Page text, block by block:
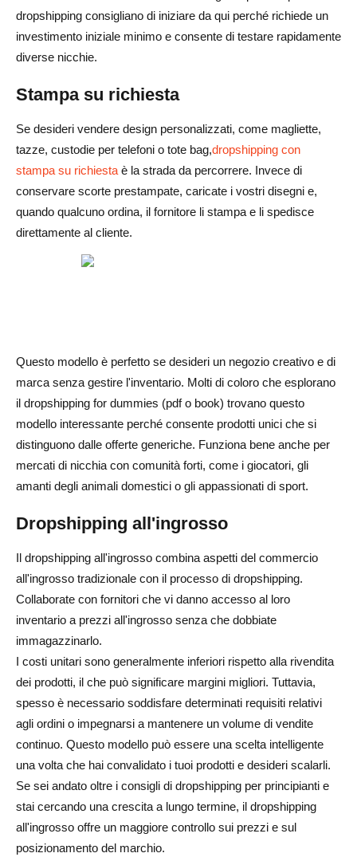
dropshipping consigliano di iniziare da qui perché richiede un
investimento iniziale minimo e consente di testare rapidamente
diverse nicchie.
Stampa su richiesta
Se desideri vendere design personalizzati, come magliette,
tazze, custodie per telefoni o tote bag,dropshipping con
stampa su richiesta è la strada da percorrere. Invece di
conservare scorte prestampate, caricate i vostri disegni e,
quando qualcuno ordina, il fornitore li stampa e li spedisce
direttamente al cliente.
Questo modello è perfetto se desideri un negozio creativo e di
marca senza gestire l'inventario. Molti di coloro che esplorano
il dropshipping for dummies (pdf o book) trovano questo
modello interessante perché consente prodotti unici che si
distinguono dalle offerte generiche. Funziona bene anche per
mercati di nicchia con comunità forti, come i giocatori, gli
amanti degli animali domestici o gli appassionati di sport.
Dropshipping all'ingrosso
Il dropshipping all'ingrosso combina aspetti del commercio
all'ingrosso tradizionale con il processo di dropshipping.
Collaborate con fornitori che vi danno accesso al loro
inventario a prezzi all'ingrosso senza che dobbiate
immagazzinarlo.
I costi unitari sono generalmente inferiori rispetto alla rivendita
dei prodotti, il che può significare margini migliori. Tuttavia,
spesso è necessario soddisfare determinati requisiti relativi
agli ordini o impegnarsi a mantenere un volume di vendite
continuo. Questo modello può essere una scelta intelligente
una volta che hai convalidato i tuoi prodotti e desideri scalarli.
Se sei andato oltre i consigli di dropshipping per principianti e
stai cercando una crescita a lungo termine, il dropshipping
all'ingrosso offre un maggiore controllo sui prezzi e sul
posizionamento del marchio.